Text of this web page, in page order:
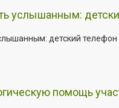
услышанным:
детский телефон
помощь